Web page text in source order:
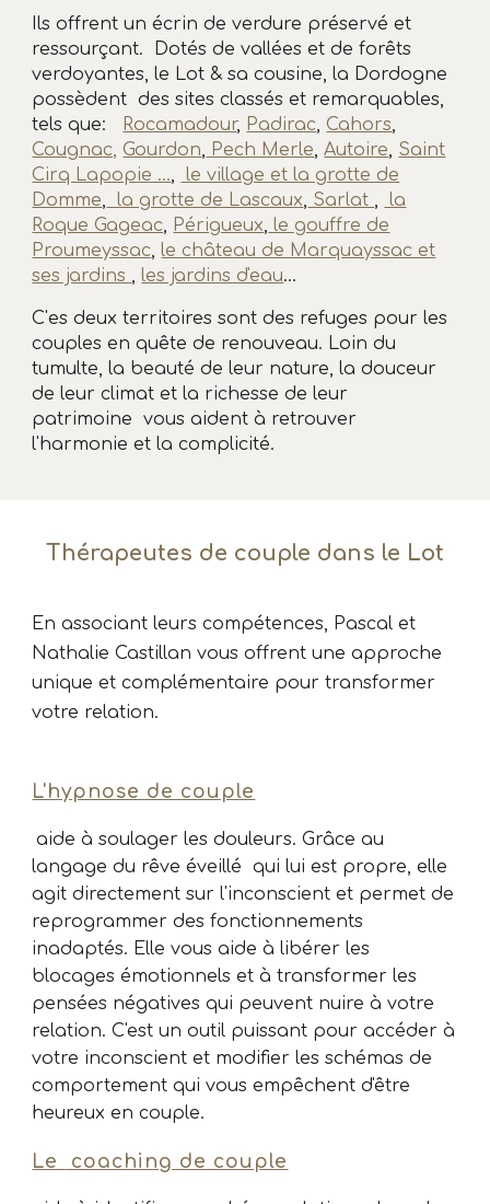
Ilsoffrent un écrin de verdure préservé et
ressourçant.
Dotés de vallées et de forêts
verdoyantes,le Lot & sa cousine, la Dordogne
possèdent des sites classés et remarquables,
tels que:
Rocamadour, Padirac,Cahors,
Cougnac, Gourdon, Pech Merle,Autoire, Saint
Cirq Lapopie ...,
le village et la grotte de
Domme, la grotte de Lascaux, Sarlat ,
la
Roque Gageac, Périgueux, le gouffre de
Proumeyssac,le château de Marquayssac et
ses jardins ,les jardins d'eau...
C'es deux territoires sont des refuges pour les
couples en quête de renouveau. Loin du
tumulte, la beauté deleur nature, la douceur
de leur climat et la richesse de leur
patrimoine vous aident à retrouver
l'harmonie et la complicité.
Thérapeutes de couple dans le Lot
Enassociant leurs compétences, Pascal et
Nathalie Castillan vous offrent une approche
unique etcomplémentaire pour transformer
votre relation.
L'hypnose de couple
aide à soulager les douleurs. Grâce au
langage du rêve éveillé qui lui est propre, elle
agit directement sur l'inconscient et permet de
reprogrammer des fonctionnements
inadaptés. Elle vous aide à libérer les
blocages émotionnels et à transformer les
pensées négatives qui peuvent nuire à votre
relation. C'est un outil puissant pour accéder à
votre inconscient et modifier les schémas de
comportement qui vous empêchent d'être
heureux en couple.
Le coaching de couple